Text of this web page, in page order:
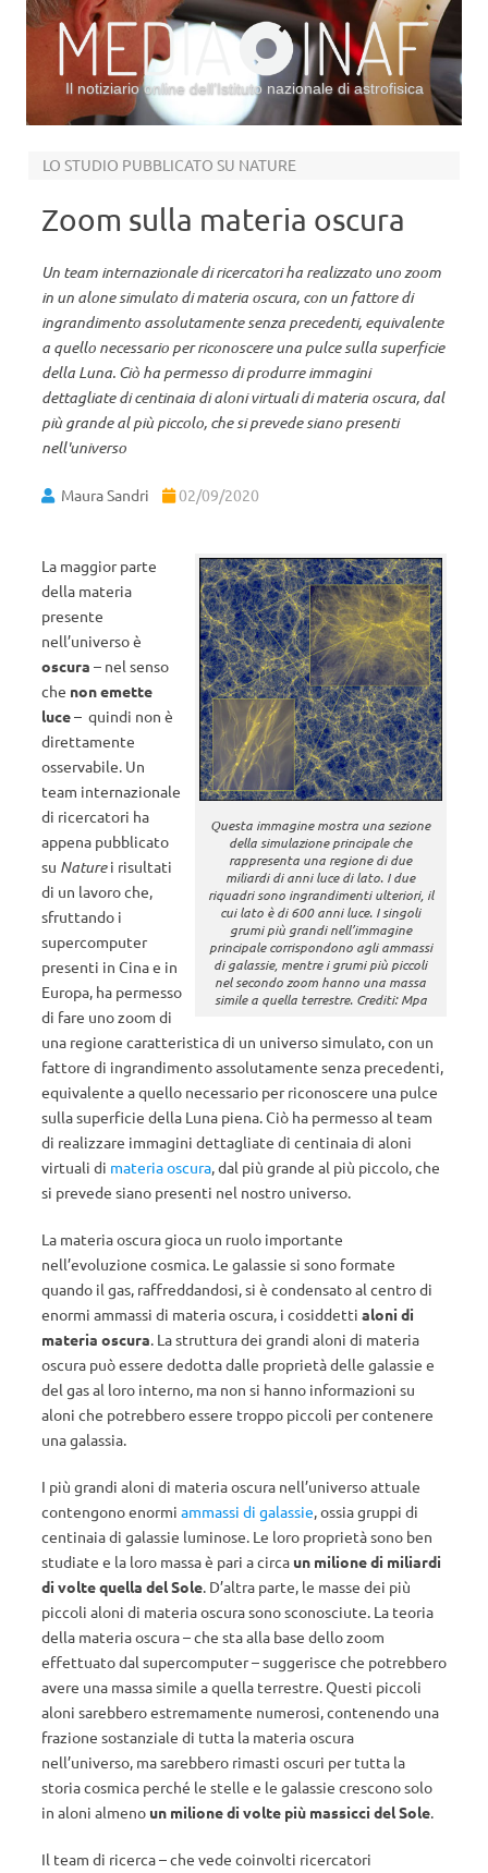
Il notiziario online dell’Istituto nazionale di astrofisica
LO STUDIO PUBBLICATO SU NATURE
Zoom sulla materia oscura
Un team internazionale di ricercatori ha realizzato uno zoom
in un alone simulato di materia oscura, con un fattore di
ingrandimento assolutamente senza precedenti, equivalente
a quello necessario per riconoscere una pulce sulla superficie
della Luna. Ciò ha permesso di produrre immagini
dettagliate di centinaia di aloni virtuali di materia oscura, dal
più grande al più piccolo, che si prevede siano presenti
nell'universo
Maura Sandri 02/09/2020
Questa immagine mostra una sezione
della simulazione principale che
rappresenta una regione di due
miliardi di anni luce di lato. I due
riquadri sono ingrandimenti ulteriori, il
cui lato è di 600 anni luce. I singoli
grumi più grandi nell’immagine
principale corrispondono agli ammassi
di galassie, mentre i grumi più piccoli
nel secondo zoom hanno una massa
simile a quella terrestre. Crediti: Mpa
La maggior parte
della materia
presente
nell’universo è
oscura – nel senso
che non emette
luce– quindi non è
direttamente
osservabile. Un
team internazionale
di ricercatori ha
appena pubblicato
su Naturei risultati
di un lavoro che,
sfruttando i
supercomputer
presenti in Cina e in
Europa, ha permesso
di fare uno zoom di
una regione caratteristica di un universo simulato, con un
fattore di ingrandimento assolutamente senza precedenti,
equivalente a quello necessario per riconoscere una pulce
sulla superficie della Luna piena. Ciò ha permesso al team
di realizzare immagini dettagliate di centinaia di aloni
virtuali di materia oscura, dal più grande al più piccolo, che
si prevede siano presenti nel nostro universo.
La materia oscura gioca un ruolo importante
nell’evoluzione cosmica. Le galassie si sono formate
quando il gas, raffreddandosi, si è condensato al centro di
enormi ammassi di materia oscura, i cosiddetti aloni di
materia oscura. La struttura dei grandi aloni di materia
oscura può essere dedotta dalle proprietà delle galassie e
del gas al loro interno, ma non si hanno informazioni su
aloni che potrebbero essere troppo piccoli per contenere
una galassia.
I più grandi aloni di materia oscura nell’universo attuale
contengono enormi ammassi di galassie, ossia gruppi di
centinaia di galassie luminose. Le loro proprietà sono ben
studiate e la loro massa è pari a circa un milione di miliardi
di volte quella del Sole. D’altra parte, le masse dei più
piccoli aloni di materia oscura sono sconosciute. La teoria
della materia oscura – che sta alla base dello zoom
effettuato dal supercomputer – suggerisce che potrebbero
avere una massa simile a quella terrestre. Questi piccoli
aloni sarebbero estremamente numerosi, contenendo una
frazione sostanziale di tutta la materia oscura
nell’universo, ma sarebbero rimasti oscuri per tutta la
storia cosmica perché le stelle e le galassie crescono solo
in aloni almeno un milione di volte più massicci del Sole.
Il team di ricerca – che vede coinvolti ricercatori